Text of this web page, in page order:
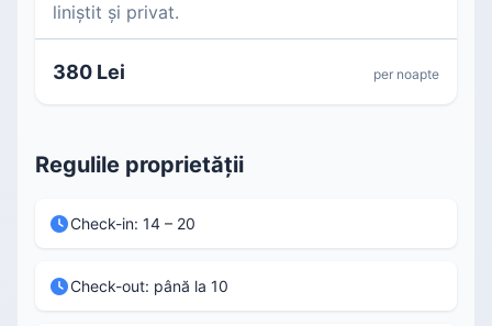
liniștit și privat.
380 Lei per noapte
Regulile proprietății
Check-in: 14 – 20
Check-out: până la 10